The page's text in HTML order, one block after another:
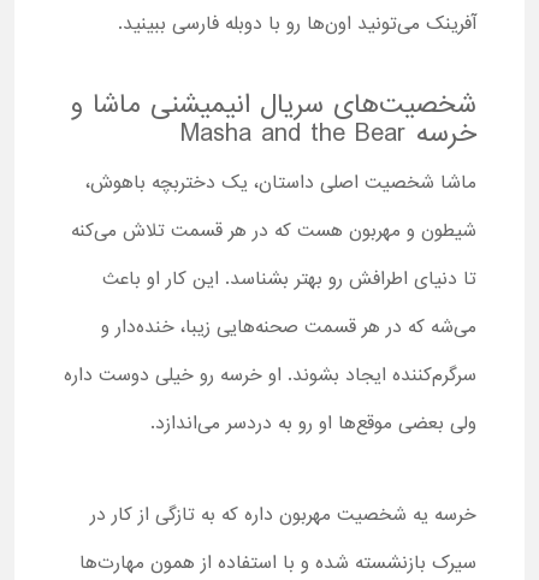
آفرینک می‌تونید اون‌‌ها رو با دوبله فارسی ببینید.
شخصیت‌های سریال انیمیشنی ماشا و
خرسه Masha and the Bear
ماشا شخصیت اصلی داستان، یک دختربچه باهوش،
شیطون و مهربون هست که در هر قسمت تلاش می‌کنه
تا دنیای اطرافش رو بهتر بشناسد. این کار او باعث
می‌شه که در هر قسمت صحنه‌هایی زیبا، خنده‌دار و
سرگرم‌کننده ایجاد بشوند. او خرسه رو خیلی دوست داره
ولی بعضی موقع‌ها او رو به دردسر می‌اندازد.
خرسه یه شخصیت مهربون داره که به تازگی از کار در
سیرک بازنشسته شده و با استفاده از همون مهارت‌ها